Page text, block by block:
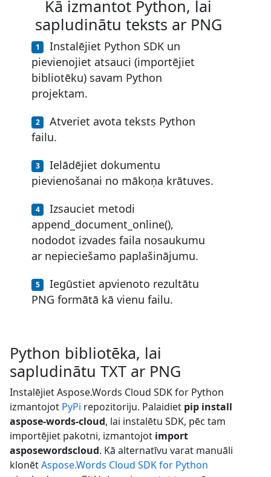
Kā izmantot Python, lai
sapludinātu teksts ar PNG
Instalējiet Python SDK un
pievienojiet atsauci (importējiet
bibliotēku) savam Python
projektam.
Atveriet avota teksts Python
failu.
Ielādējiet dokumentu
pievienošanai no mākoņa krātuves.
Izsauciet metodi
append_document_online(),
nododot izvades faila nosaukumu
ar nepieciešamo paplašinājumu.
Iegūstiet apvienoto rezultātu
PNG formātā kā vienu failu.
Python bibliotēka, lai
sapludinātu TXT ar PNG
Instalējiet Aspose.Words Cloud SDK for Python
izmantojot PyPi repozitoriju. Palaidiet pip install
aspose-words-cloud, lai instalētu SDK, pēc tam
importējiet pakotni, izmantojot import
asposewordscloud. Kā alternatīvu varat manuāli
klonētAspose.Words Cloud SDK for Python